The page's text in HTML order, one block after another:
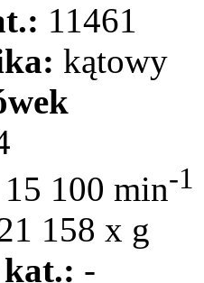
11461
kątowy
15 100 min-1
158 x g
-